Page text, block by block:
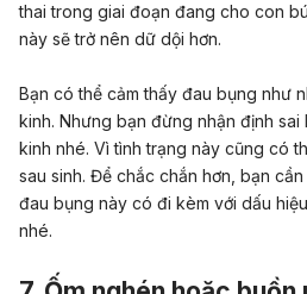
thai trong giai đoạn đang cho con
này sẽ trở nên dữ dội hơn.
Bạn có thể cảm thấy đau bụng như
kinh. Nhưng bạn đừng nhận định sai
kinh nhé. Vì tình trạng này cũng có
sau sinh. Để chắc chắn hơn, bạn
đau bụng này có đi kèm với dấu
nhé.